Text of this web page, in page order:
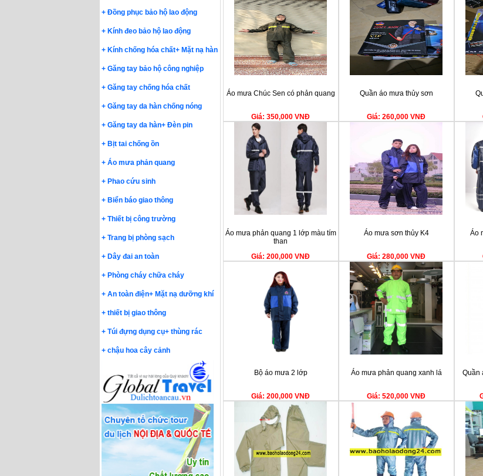
+ Đồng phục bảo hộ lao động
+ Kính đeo bảo hộ lao động
+ Kính chống hóa chất+ Mặt nạ hàn
+ Găng tay bảo hộ công nghiệp
+ Găng tay chống hóa chất
+ Găng tay da hàn chống nóng
+ Găng tay da hàn+ Đèn pin
+ Bịt tai chống ồn
+ Áo mưa phản quang
+ Phao cứu sinh
+ Biển báo giao thông
+ Thiết bị công trường
+ Trang bị phòng sạch
+ Dây đai an toàn
+ Phòng cháy chữa cháy
+ An toàn điện+ Mặt nạ dưỡng khí
+ thiết bị giao thông
+ Túi đựng dụng cụ+ thùng rác
+ chậu hoa cây cảnh
Áo mưa Chúc Sen có phản quang
Giá: 350,000 VNĐ
Quần áo mưa thủy sơn
Giá: 260,000 VNĐ
Áo mưa phản quang 1 lớp màu tím
than
Giá: 200,000 VNĐ
Áo mưa sơn thủy K4
Giá: 280,000 VNĐ
Áo
Bộ áo mưa 2 lớp
Giá: 200,000 VNĐ
Áo mưa phản quang xanh lá
Giá: 520,000 VNĐ
Quần